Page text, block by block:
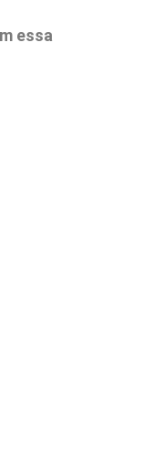
essa